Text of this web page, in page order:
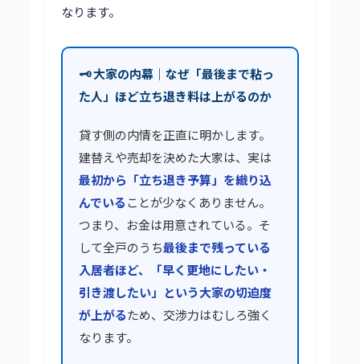
なります。
🗝️ 大家の内幕｜なぜ「最後まで粘っ
た人」ほど立ち退き料は上がるのか
貸す側の内情を正直に明かします。
建替えや売却を決めた大家は、実は
最初から「立ち退き予算」を織り込
んでいることが少なくありません。
つまり、お金は用意されている。そ
して全戸のうち最後まで残っている
入居者ほど、「早く更地にしたい・
引き渡したい」という大家の切迫度
が上がるため、交渉力はむしろ強く
なります。